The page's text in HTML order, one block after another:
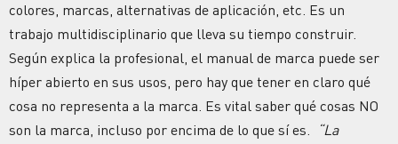
colores, marcas, alternativas de aplicación, etc. Es un
trabajo multidisciplinario que lleva su tiempo construir.
Según explica la profesional, el manual de marca puede ser
híper abierto en sus usos, pero hay que tener en claro qué
cosa no representa a la marca. Es vital saber qué cosas NO
son la marca, incluso por encima de lo que sí es.
“La